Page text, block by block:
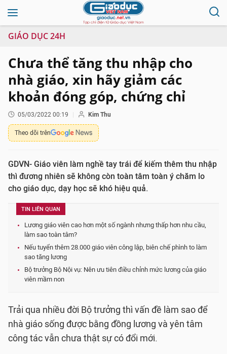
GIÁO DỤC 24H
Chưa thể tăng thu nhập cho
nhà giáo, xin hãy giảm các
khoản đóng góp, chứng chỉ
05/03/2022 00:19 Kim Thu
Theo dõi trên
GDVN- Giáo viên làm nghề tay trái để kiếm thêm thu nhập
thì đương nhiên sẽ không còn toàn tâm toàn ý chăm lo
cho giáo dục, dạy học sẽ khó hiệu quả.
TIN LIÊN QUAN
Lương giáo viên cao hơn một số ngành nhưng thấp hơn nhu cầu,
làm sao toàn tâm?
Nếu tuyển thêm 28.000 giáo viên công lập, biên chế phình to làm
sao tăng lương
Bộ trưởng Bộ Nội vụ: Nên ưu tiên điều chỉnh mức lương của giáo
viên mầm non
Trải qua nhiều đời Bộ trưởng thì vấn đề làm sao để
nhà giáo sống được bằng đồng lương và yên tâm
công tác vẫn chưa thật sự có đổi mới.